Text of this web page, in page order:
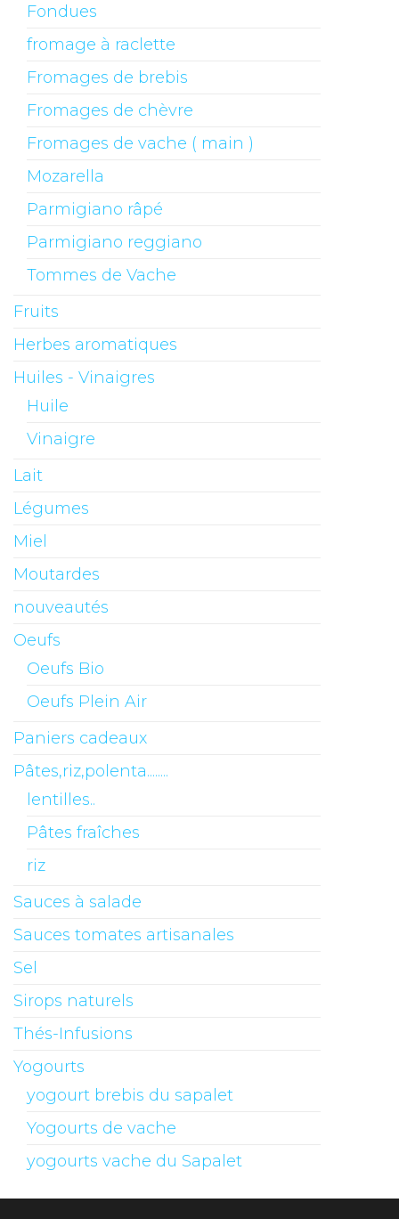
Fondues
fromage à raclette
Fromages de brebis
Fromages de chèvre
Fromages de vache ( main )
Mozarella
Parmigiano râpé
Parmigiano reggiano
Tommes de Vache
Fruits
Herbes aromatiques
Huiles - Vinaigres
Huile
Vinaigre
Lait
Légumes
Miel
Moutardes
nouveautés
Oeufs
Oeufs Bio
Oeufs Plein Air
Paniers cadeaux
Pâtes,riz,polenta........
lentilles..
Pâtes fraîches
riz
Sauces à salade
Sauces tomates artisanales
Sel
Sirops naturels
Thés-Infusions
Yogourts
yogourt brebis du sapalet
Yogourts de vache
yogourts vache du Sapalet